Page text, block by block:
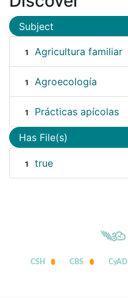
Subject
1 Agricultura familiar
1 Agroecología
1 Prácticas apícolas
Has File(s)
1 true
CSH CBS CyAD